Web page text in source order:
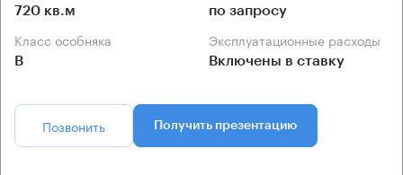
720 кв.м по запросу
Класс особняка
B
Эксплуатационные расходы
Включены в ставку
Позвонить Получить презентацию